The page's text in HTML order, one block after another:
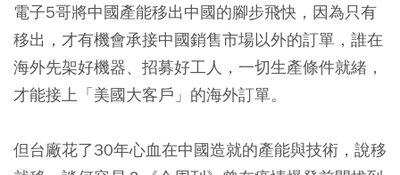
電子5哥將中國產能移出中國的腳步飛快，因為只有
移出，才有機會承接中國銷售市場以外的訂單，誰在
海外先架好機器、招募好工人，一切生產條件就緒，
才能接上「美國大客戶」的海外訂單。
但台廠花了30年心血在中國造就的產能與技術，說移